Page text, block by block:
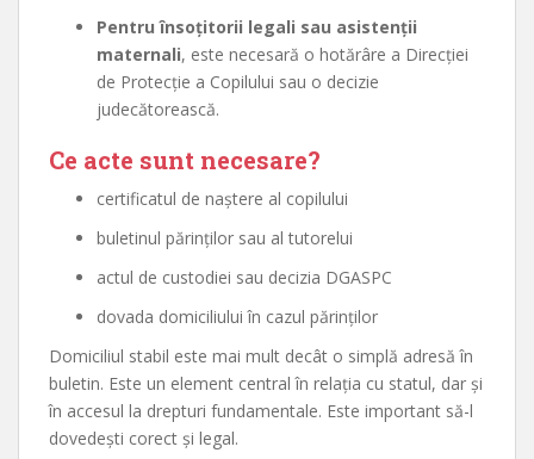
Pentru însoțitorii legali sau asistenții
maternali, este necesară o hotărâre a Direcției
de Protecție a Copilului sau o decizie
judecătorească.
Ce acte sunt necesare?
certificatul de naștere al copilului
buletinul părinților sau al tutorelui
actul de custodiei sau decizia DGASPC
dovada domiciliului în cazul părinților
Domiciliul stabil este mai mult decât o simplă adresă în
buletin. Este un element central în relația cu statul, dar și
în accesul la drepturi fundamentale. Este important să-l
dovedești corect și legal.